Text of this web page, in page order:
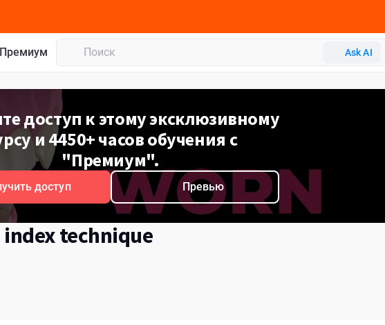
Премиум Ask AI
доступ к этому эксклюзивному
и 4450+ часов обучения с
"Премиум".
доступ Превью
technique